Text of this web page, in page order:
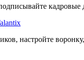
настройте